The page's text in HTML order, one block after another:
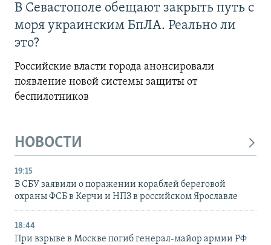
В Севастополе обещают закрыть путь с
моря украинским БпЛА. Реально ли
это?
Российские власти города анонсировали
появление новой системы защиты от
беспилотников
НОВОСТИ
19:15
В СБУ заявили о поражении кораблей береговой
охраны ФСБ в Керчи и НПЗ в российском Ярославле
18:44
При взрыве в Москве погиб генерал-майор армии РФ